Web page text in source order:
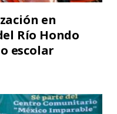
en
Río Hondo
escolar